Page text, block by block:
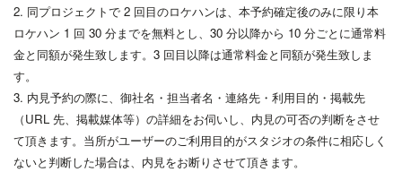
2. 同プロジェクトで 2 回目のロケハンは、本予約確定後のみに限り本
ロケハン 1 回 30 分までを無料とし、30 分以降から 10 分ごとに通常料
金と同額が発生致します。3 回目以降は通常料金と同額が発生致しま
す。
3. 内見予約の際に、御社名・担当者名・連絡先・利用目的・掲載先
（URL 先、掲載媒体等）の詳細をお伺いし、内見の可否の判断をさせ
て頂きます。当所がユーザーのご利用目的がスタジオの条件に相応しく
ないと判断した場合は、内見をお断りさせて頂きます。